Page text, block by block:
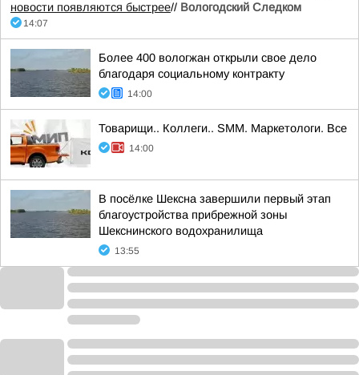
новости появляются быстрее// Вологодский Следком
14:07
Более 400 вологжан открыли свое дело
благодаря социальному контракту
14:00
Товарищи.. Коллеги.. SMM. Маркетологи. Все
14:00
В посёлке Шексна завершили первый этап
благоустройства прибрежной зоны
Шекснинского водохранилища
13:55